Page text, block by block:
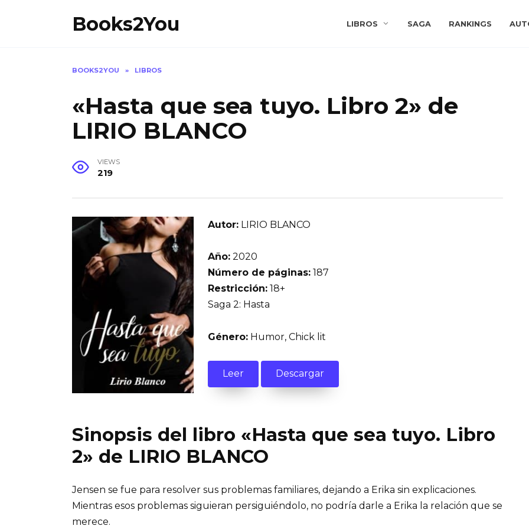
Books2You LIBROS SAGA RANKINGS
BOOKS2YOU » LIBROS
«Hasta que sea tuyo. Libro 2» de
LIRIO BLANCO
VIEWS
219
Autor: LIRIO BLANCO
Año: 2020
Número de páginas: 187
Restricción: 18+
Saga 2: Hasta
Género: Humor, Chick lit
Leer Descargar
Sinopsis del libro «Hasta que sea tuyo. Libro
2» de LIRIO BLANCO
Jensen se fue para resolver sus problemas familiares, dejando a Erika sin explicaciones.
Mientras esos problemas siguieran persiguiéndolo, no podría darle a Erika la relación que se
merece.